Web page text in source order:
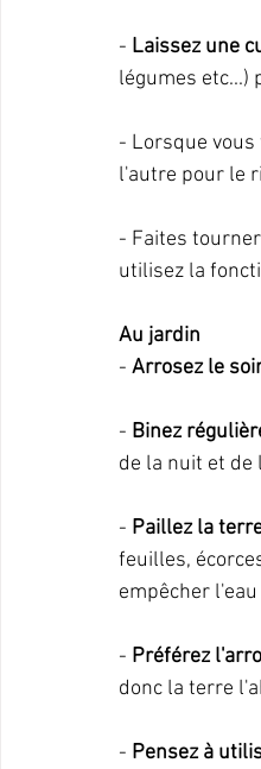
- Laissez une
légumes etc...)
- Lorsque vous
l'autre pour le
- Faites
utilisez la
Au jardin
- Arrosez le
- Binez
de la nuit et de
- Paillez la
feuilles,
empêcher
- Préférez
donc la terre
- Pensez à